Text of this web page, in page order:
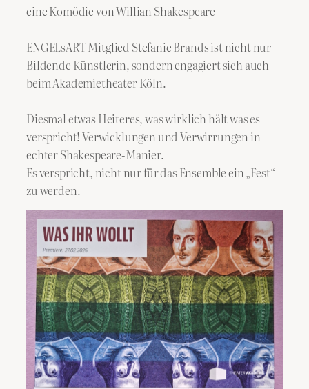
eine Komödie von Willian Shakespeare
ENGELsART Mitglied Stefanie Brands ist nicht nur
Bildende Künstlerin, sondern engagiert sich auch
beim Akademietheater Köln.
Diesmal etwas Heiteres, was wirklich hält was es
verspricht! Verwicklungen und Verwirrungen in
echter Shakespeare-Manier.
Es verspricht, nicht nur für das Ensemble ein „Fest“
zu werden.